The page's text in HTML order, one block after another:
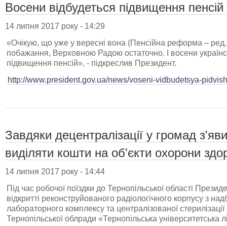
Восени відбудеться підвищення
14 липня 2017 року - 14:29
«Очікую, що уже у вересні вона (Пенсійна реформа –
побажання, Верховною Радою остаточно. І восени
підвищення пенсій», - підкреслив Президент.
http://www.president.gov.ua/news/voseni-vidbudetsya-
Завдяки децентралізації у громад
виділяти кошти на об'єкти охорони
14 липня 2017 року - 14:44
Під час робочої поїздки до Тернопільської області
відкритті реконструйованого радіологічного корпусу з
лабораторного комплексу та централізованої
Тернопільської облради «Тернопільська університетська